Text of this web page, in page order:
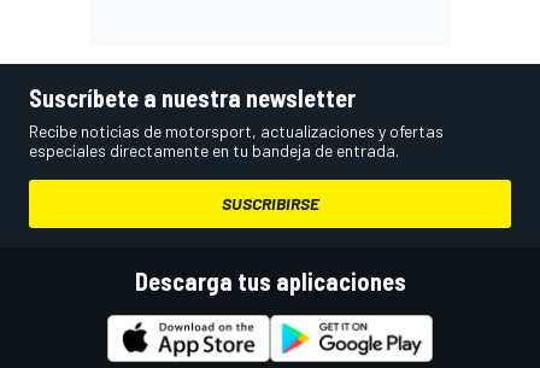
Suscríbete a nuestra newsletter
Recibe noticias de motorsport, actualizaciones y ofertas
especiales directamente en tu bandeja de entrada.
SUSCRIBIRSE
Descarga tus aplicaciones